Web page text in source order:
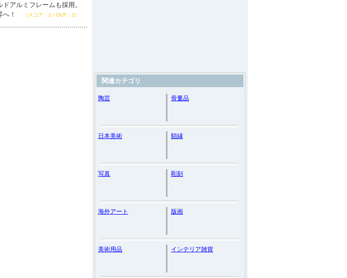
アルミフレームも採用。
へ！
（スコア：1 / OUT：2）
関連カテゴリ
陶芸 骨董品
日本美術 額縁
写真 彫刻
海外アート 版画
美術用品 インテリア雑貨